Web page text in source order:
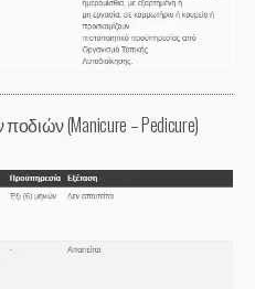
(Manicure – Pedicure)